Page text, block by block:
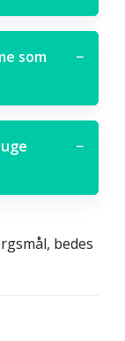
som
−
−
bedes